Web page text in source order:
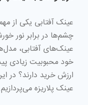
عینک آفتابی یکی از
چشم‌ها در برابر نور
عینک‌های آفتابی،
خود محبوبیت زیادی
ارزش خرید دارند؟ در
عینک پلاریزه